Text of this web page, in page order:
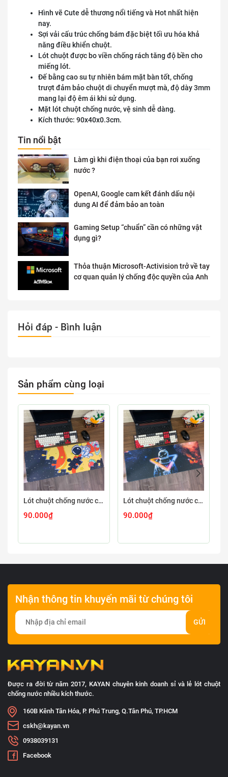
Hình vẽ Cute dễ thương nổi tiếng và Hot nhất hiện
nay.
Sợi vải cấu trúc chống bám đặc biệt tối ưu hóa khả
năng điều khiển chuột.
Lót chuột được bo viền chống rách tăng độ bền cho
miếng lót.
Đế bằng cao su tự nhiên bám mặt bàn tốt, chống
trượt đảm bảo chuột di chuyển mượt mà, độ dày 3mm
mang lại độ êm ái khi sử dụng.
Mặt lót chuột chống nước, vệ sinh dễ dàng.
Kích thước: 90x40x0.3cm.
Tin nổi bật
Làm gì khi điện thoại của bạn rơi xuống
nước ?
OpenAI, Google cam kết đánh dấu nội
dung AI để đảm bảo an toàn
Gaming Setup “chuẩn” cần có những vật
dụng gì?
Thỏa thuận Microsoft-Activision trở về tay
cơ quan quản lý chống độc quyền của Anh
Hỏi đáp - Bình luận
Sản phẩm cùng loại
Lót chuột chống nước cỡ lớn 80x30cm dày 3mm ASTRO-03-80X30
90.000₫
Lót chuột chống nước cỡ lớn 80x30cm dày 3mm ASTRO-02-80X30
90.000₫
Nhận thông tin khuyến mãi từ chúng tôi
GỬI
Được ra đời từ năm 2017, KAYAN chuyên kinh doanh sỉ và lẻ lót chuột
chống nước nhiều kích thước.
160B Kênh Tân Hóa, P. Phú Trung, Q.Tân Phú, TP.HCM
cskh@kayan.vn
0938039131
Facebook